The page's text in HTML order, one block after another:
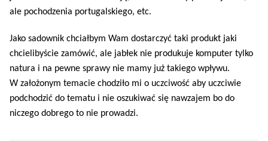
ale pochodzenia portugalskiego, etc.
Jako sadownik chciałbym Wam dostarczyć taki produkt jaki
chcielibyście zamówić, ale jabłek nie produkuje komputer tylko
natura i na pewne sprawy nie mamy już takiego wpływu.
W założonym temacie chodziło mi o uczciwość aby uczciwie
podchodzić do tematu i nie oszukiwać się nawzajem bo do
niczego dobrego to nie prowadzi.